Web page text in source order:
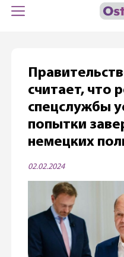
считает, что
спецслужбы
попытки
немецких
02.02.2024